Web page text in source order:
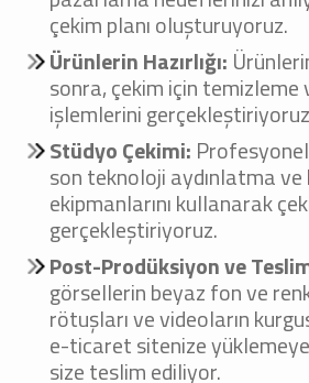
çekim planı oluşturuyoruz.
Ürünlerin Hazırlığı:
sonra, çekim için temizleme
işlemlerini
Stüdyo Çekimi:
son teknoloji aydınlatma
ekipmanlarını kullanarak
gerçekleştiriyoruz.
Post-Prodüksiyon ve
görsellerin beyaz fon ve
rötuşları ve videoların
e-ticaret sitenize
size teslim ediliyor.